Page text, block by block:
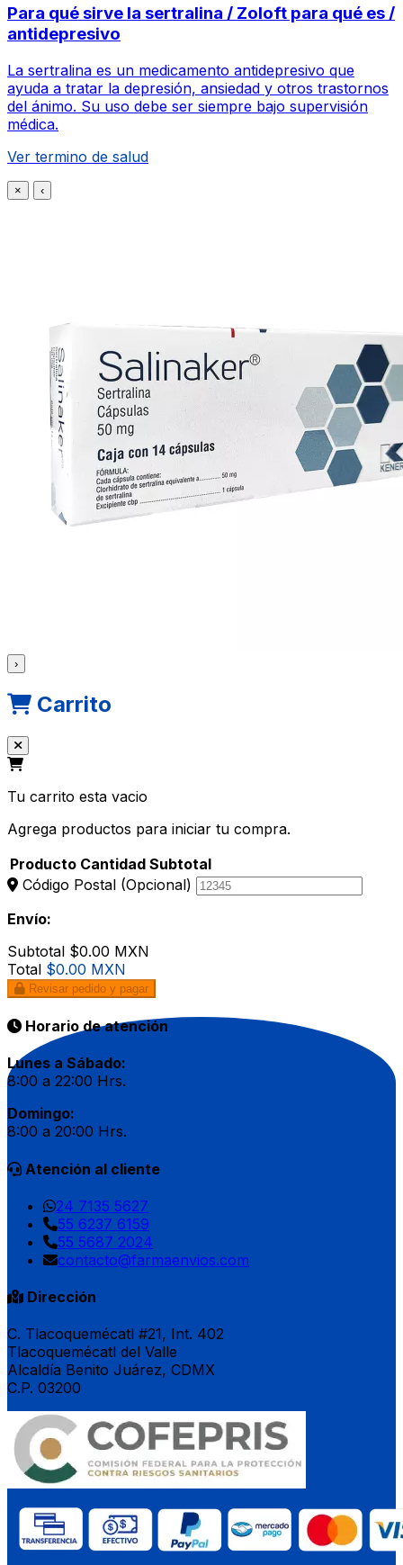
Para qué sirve la sertralina / Zoloft para qué es /
antidepresivo
La sertralina es un medicamento antidepresivo que
ayuda a tratar la depresión, ansiedad y otros trastornos
del ánimo. Su uso debe ser siempre bajo supervisión
médica.
Ver termino de salud
× ‹
›
Carrito
Tu carrito esta vacio
Agrega productos para iniciar tu compra.
Producto Cantidad Subtotal
Código Postal (Opcional)
Envío:
Subtotal $0.00 MXN
Total $0.00 MXN
Revisar pedido y pagar
Horario de atención
Lunes a Sábado:
8:00 a 22:00 Hrs.
Domingo:
8:00 a 20:00 Hrs.
Atención al cliente
24 7135 5627
55 6237 6159
55 5687 2024
contacto@farmaenvios.com
Dirección
C. Tlacoquemécatl #21, Int. 402
Tlacoquemécatl del Valle
Alcaldía Benito Juárez, CDMX
C.P. 03200